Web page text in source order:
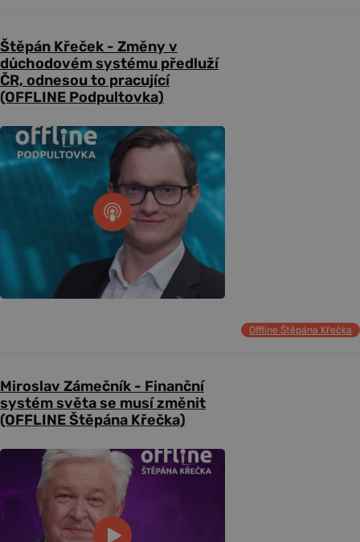
Štěpán Křeček - Změny v
důchodovém systému předluží
ČR, odnesou to pracující
(OFFLINE Podpultovka)
Offline Štěpána Křečka
Miroslav Zámečník - Finanční
systém světa se musí změnit
(OFFLINE Štěpána Křečka)